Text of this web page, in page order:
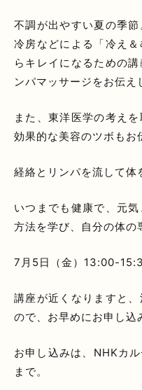
不調が出やすい夏の季節
冷房などによる「冷え
らキレイになるための
ンパマッサージをお伝え
また、東洋医学の考え
効果的な美容のツボもお
経絡とリンパを流して体
いつまでも健康で、元
方法を学び、自分の体の
7月5日（金）13:00-
講座が近くなりますと
ので、お早めにお申し込
お申し込みは、NHKカ
まで。